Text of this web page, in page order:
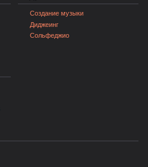
Создание музыки
Диджеинг
Сольфеджио